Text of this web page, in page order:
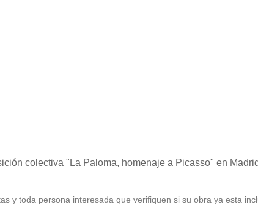
colectiva "La Paloma, homenaje a Picasso" en
y toda persona interesada que verifiquen si su obra ya esta